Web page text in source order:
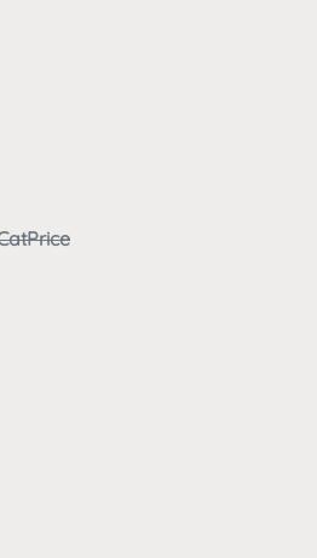
]] kms